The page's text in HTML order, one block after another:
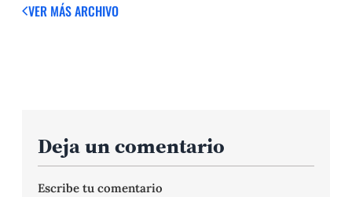
VER MÁSARCHIVO
Deja un comentario
Escribe tu comentario